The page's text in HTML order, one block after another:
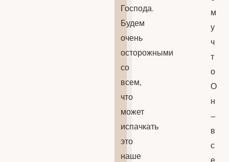
Господа.
Будем
очень
осторожными
со
всем,
что
может
испачкать
это
наше
м
у
ч
т
о
О
н
–
в
с